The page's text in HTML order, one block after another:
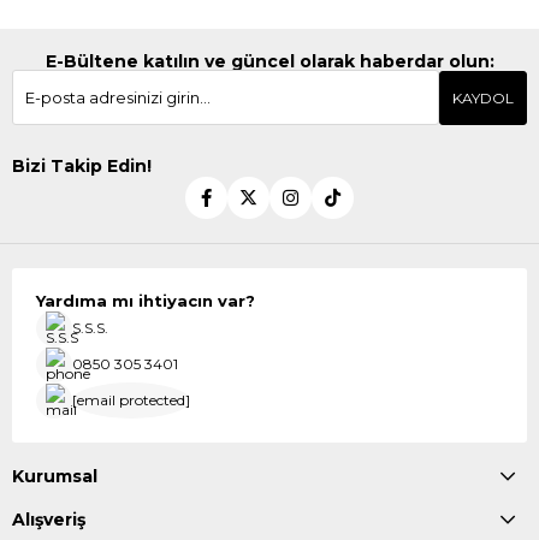
E-Bültene katılın ve güncel olarak haberdar olun:
KAYDOL
Bizi Takip Edin!
Yardıma mı ihtiyacın var?
S.S.S.
0850 305 3401
[email protected]
Kurumsal
Alışveriş